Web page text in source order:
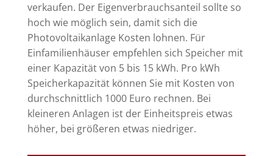
verkaufen. Der Eigenverbrauchsanteil sollte so
hoch wie möglich sein, damit sich die
Photovoltaikanlage Kosten lohnen. Für
Einfamilienhäuser empfehlen sich Speicher mit
einer Kapazität von 5 bis 15 kWh. Pro kWh
Speicherkapazität können Sie mit Kosten von
durchschnittlich 1000 Euro rechnen. Bei
kleineren Anlagen ist der Einheitspreis etwas
höher, bei größeren etwas niedriger.